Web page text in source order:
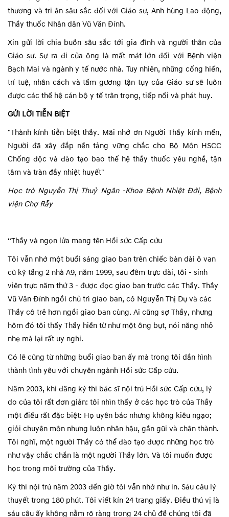
thương và tri ân sâu sắc đối với Giáo sư, Anh hùng Lao động,
Thầy thuốc Nhân dân Vũ Văn Đính.
Xin gửi lời chia buồn sâu sắc tới gia đình và người thân của
Giáo sư. Sự ra đi của ông là mất mát lớn đối với Bệnh viện
Bạch Mai và ngành y tế nước nhà. Tuy nhiên, những cống hiến,
trí tuệ, nhân cách và tấm gương tận tụy của Giáo sư sẽ luôn
được các thế hệ cán bộ y tế trân trọng, tiếp nối và phát huy.
GỬI LỜI TIỄN BIỆT
"Thành kính tiễn biệt thầy. Mãi nhớ ơn Người Thầy kính mến,
Người đã xây đắp nền tảng vững chắc cho Bộ Môn HSCC
Chống độc và đào tạo bao thế hệ thầy thuốc yêu nghề, tận
tâm và tràn đầy nhiệt huyết"
Học trò Nguyễn Thị Thuỷ Ngân -Khoa Bệnh Nhiệt Đới, Bệnh
viện Chợ Rẫy
“Thầy và ngọn lửa mang tên Hồi sức Cấp cứu
Tôi vẫn nhớ một buổi sáng giao ban trên chiếc bàn dài ô van
cũ kỹ tầng 2 nhà A9, năm 1999, sau đêm trực dài, tôi - sinh
viên trực năm thứ 3 - được đọc giao ban trước các Thầy. Thầy
Vũ Văn Đính ngồi chủ trì giao ban, cô Nguyễn Thị Dụ và các
Thầy cô trẻ hơn ngồi giao ban cùng. Ai cũng sợ Thầy, nhưng
hôm đó tôi thấy Thầy hiền từ như một ông bụt, nói năng nhỏ
nhẹ mà lại rất uy nghi.
Có lẽ cũng từ những buổi giao ban ấy mà trong tôi dần hình
thành tình yêu với chuyên ngành Hồi sức Cấp cứu.
Năm 2003, khi đăng ký thi bác sĩ nội trú Hồi sức Cấp cứu, lý
do của tôi rất đơn giản: tôi nhìn thấy ở các học trò của Thầy
một điều rất đặc biệt: Họ uyên bác nhưng không kiêu ngạo;
giỏi chuyên môn nhưng luôn nhân hậu, gần gũi và chân thành.
Tôi nghĩ, một người Thầy có thể đào tạo được những học trò
như vậy chắc chắn là một người Thầy lớn. Và tôi muốn được
học trong môi trường của Thầy.
Kỳ thi nội trú năm 2003 đến giờ tôi vẫn nhớ như in. Sáu câu lý
thuyết trong 180 phút. Tôi viết kín 24 trang giấy. Điều thú vị là
sáu câu ấy không nằm rõ ràng trong 24 chủ đề chúng tôi đã